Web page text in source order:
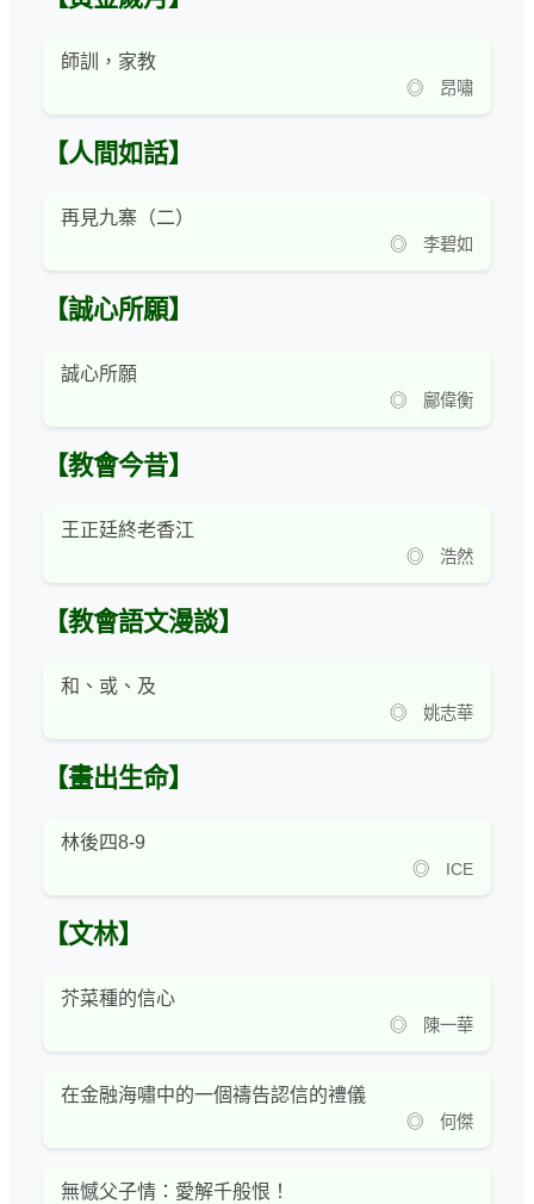
師訓，家教
◎ 昂嘯
【人間如話】
再見九寨（二）
◎ 李碧如
【誠心所願】
誠心所願
◎ 鄺偉衡
【教會今昔】
王正廷終老香江
◎ 浩然
【教會語文漫談】
和、或、及
◎ 姚志華
【畫出生命】
林後四8-9
◎ ICE
【文林】
芥菜種的信心
◎ 陳一華
在金融海嘯中的一個禱告認信的禮儀
◎ 何傑
無憾父子情：愛解千般恨！